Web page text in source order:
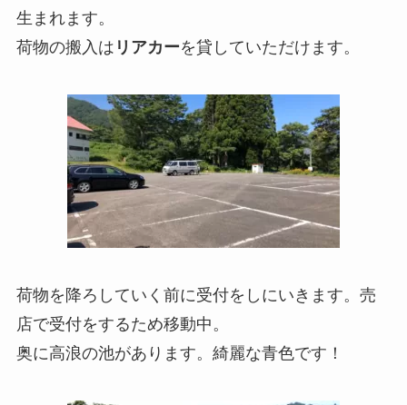
生まれます。
荷物の搬入は リアカーを貸していただけます。
荷物を降ろしていく前に受付をしにいきます。売
店で受付をするため移動中。
奥に高浪の池があります。綺麗な青色です！